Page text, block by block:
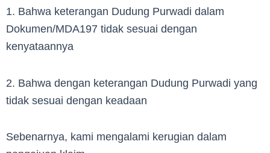
1. Bahwa keterangan Dudung Purwadi dalam
Dokumen/MDA197 tidak sesuai dengan
kenyataannya
2. Bahwa dengan keterangan Dudung Purwadi yang
tidak sesuai dengan keadaan
Sebenarnya, kami mengalami kerugian dalam